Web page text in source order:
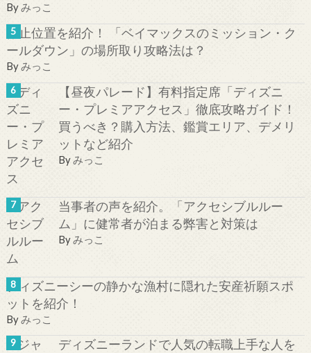
Byみっこ
停止位置を紹介！ 「ベイマックスのミッション・ク
ールダウン」の場所取り攻略法は？
Byみっこ
【昼夜パレード】有料指定席「ディズニ
ー・プレミアアクセス」徹底攻略ガイド！
買うべき？購入方法、鑑賞エリア、デメリ
ットなど紹介
Byみっこ
当事者の声を紹介。「アクセシブルルー
ム」に健常者が泊まる弊害と対策は
Byみっこ
ディズニーシーの静かな漁村に隠れた安産祈願スポ
ットを紹介！
Byみっこ
ディズニーランドで人気の転職上手な人を